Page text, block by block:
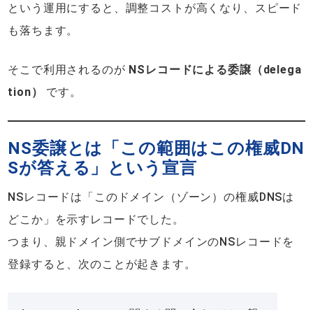
という運用にすると、調整コストが高くなり、スピード
も落ちます。
そこで利用されるのが NSレコードによる委譲（delega
tion）
です。
NS委譲とは「この範囲はこの権威DN
Sが答える」という宣言
NSレコードは「このドメイン（ゾーン）の権威DNSは
どこか」を示すレコードでした。
つまり、親ドメイン側でサブドメインのNSレコードを
登録すると、次のことが起きます。